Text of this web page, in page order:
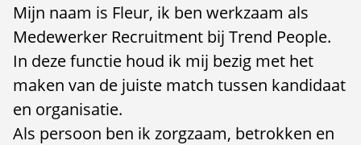
Mijn naam is Fleur, ik ben werkzaam als
Medewerker Recruitment bij Trend People.
In deze functie houd ik mij bezig met het
maken van de juiste match tussen kandidaat
en organisatie.
Als persoon ben ik zorgzaam, betrokken en